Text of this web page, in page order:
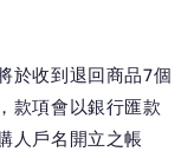
於收到退回商品7個
款項會以銀行匯款
人戶名開立之帳